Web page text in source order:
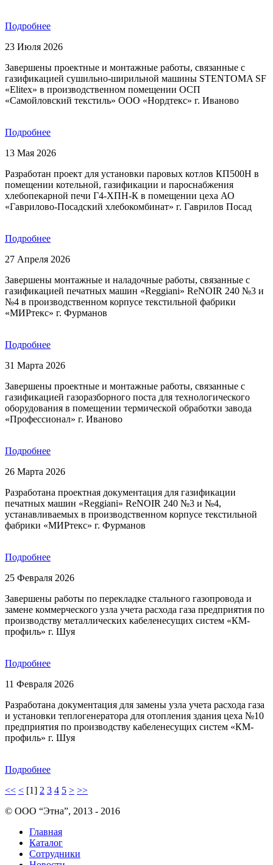
Подробнее
23 Июля 2026
Завершены проектные и монтажные работы, связанные с
газификацией сушильно-ширильной машины STENTOMA SF
«Elitex» в производственном помещении ОСП
«Самойловский текстиль» ООО «Нордтекс» г. Иваново
Подробнее
13 Мая 2026
Разработан проект для установки паровых котлов КП500Н в
помещении котельной, газификации и пароснабжения
хлебопекарной печи Г4-ХПН-К в помещении цеха АО
«Гаврилово-Посадский хлебокомбинат» г. Гаврилов Посад
Подробнее
27 Апреля 2026
Завершены монтажные и наладочные работы, связанные с
газификацией печатных машин «Reggiani» ReNOIR 240 №3 и
№4 в производственном корпусе текстильной фабрики
«МИРтекс» г. Фурманов
Подробнее
31 Марта 2026
Завершены проектные и монтажные работы, связанные с
газификацией газоразборного поста для технологического
оборудования в помещении термической обработки завода
«Профессионал» г. Иваново
Подробнее
26 Марта 2026
Разработана проектная документация для газификации
печатных машин «Reggiani» ReNOIR 240 №3 и №4,
устанавливаемых в производственном корпусе текстильной
фабрики «МИРтекс» г. Фурманов
Подробнее
25 Февраля 2026
Завершены работы по перекладке стального газопровода и
замене коммерческого узла учета расхода газа предприятия по
производству металлических кабеленесущих систем «КМ-
профиль» г. Шуя
Подробнее
11 Февраля 2026
Разработана документация для замены узла учета расхода газа
и установки теплогенератора для отопления здания цеха №10
предприятия по производству кабеленесущих систем «КМ-
профиль» г. Шуя
Подробнее
<< < [1] 2 3 4 5 > >>
© ООО “Этна”, 2013 - 2016
Главная
Каталог
Сотрудники